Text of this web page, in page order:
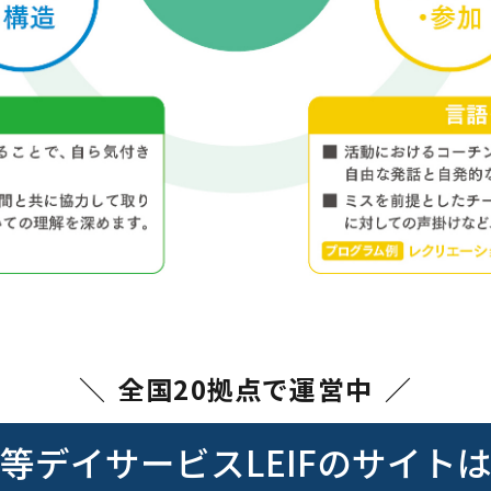
全国20拠点で運営中
デイサービスLEIFのサイト